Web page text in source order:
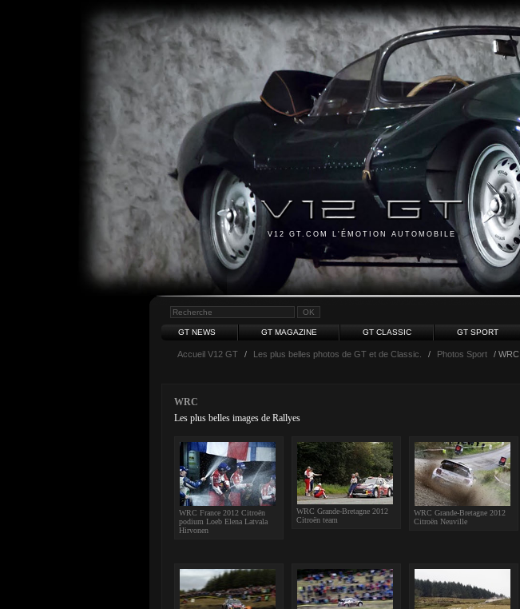
V12 GT.COM L'ÉMOTION AUTOMOBILE
GT NEWS GT MAGAZINE GT CLASSIC GT SPORT
Accueil V12 GT / Les plus belles photos de GT et de Classic. / Photos Sport / WRC
WRC
Les plus belles images de Rallyes
WRC France 2012 Citroën
podium Loeb Elena Latvala
Hirvonen
WRC Grande-Bretagne 2012
Citroën team
WRC Grande-Bretagne 2012
Citroën Neuville